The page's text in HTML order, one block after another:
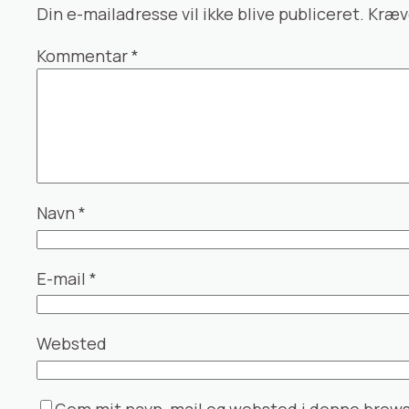
Din e-mailadresse vil ikke blive publiceret.
Kommentar*
Navn *
E-mail *
Websted